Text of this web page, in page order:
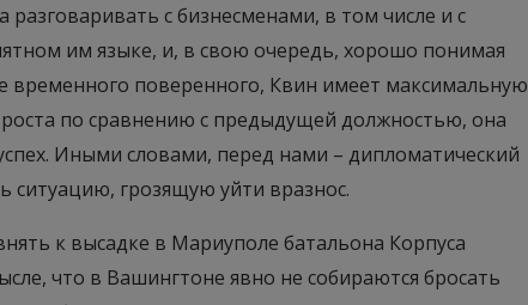
разговаривать с бизнесменами, в том числе и с
им языке, и, в свою очередь, хорошо понимая
временного поверенного, Квин имеет максимальную
роста по сравнению с предыдущей должностью, она
Иными словами, перед нами – дипломатический
грозящую уйти вразнос.
к высадке в Мариуполе батальона Корпуса
что в Вашингтоне явно не собираются бросать